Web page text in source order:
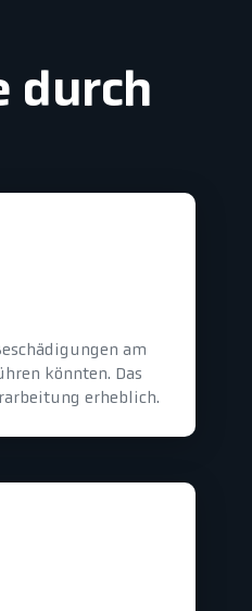
durch
am
könnten. Das
erheblich.